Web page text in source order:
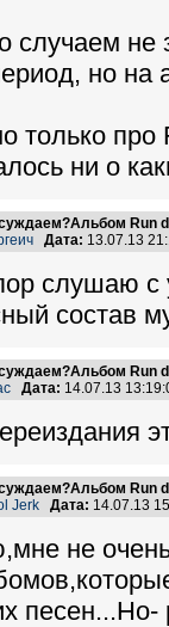
случаем не
но на
только
ни о
Run
Дата: 13.07.13
слушаю
состав
Run
Дата: 14.07.13
Run
Jerk Дата: 14.07.13
не